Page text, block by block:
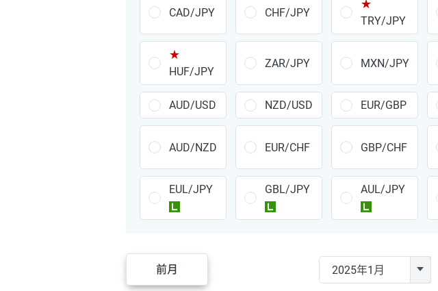
AUD/JPY 106円
NZD/JPY 28円
CAD/JPY 38円
CHF/JPY 34円
PLN/JPY 35円
HUF/JPY 16円
ZAR/JPY 130円
MXN/JPY 140円
CAD/JPY CHF/JPY
★
TRY/JPY
★
HUF/JPY
ZAR/JPY MXN/JPY
AUD/USD NZD/USD EUR/GBP
AUD/NZD EUR/CHF GBP/CHF
EUL/JPY
GBL/JPY
AUL/JPY
前月